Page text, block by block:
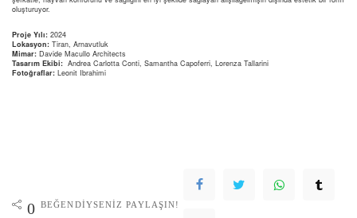
oluşturuyor.
Proje Yılı: 2024
Lokasyon: Tiran, Arnavutluk
Mimar: Davide Macullo Architects
Tasarım Ekibi: Andrea Carlotta Conti, Samantha Capoferri, Lorenza Tallarini
Fotoğraflar: Leonit Ibrahimi
0 BEĞENDIYSENIZ PAYLAŞIN!